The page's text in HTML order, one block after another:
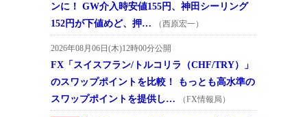
ンに！ GW介入時安値155円、神田シーリング
152円が下値めど、押…
（西原宏一）
2026年08月06日(木)12時00分公開
FX「スイスフラン/トルコリラ（CHF/TRY）」
のスワップポイントを比較！ もっとも高水準の
スワップポイントを提供し…
（FX情報局）